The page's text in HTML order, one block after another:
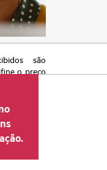
são
o preço
vendas e
definido
relação
preço
por
o